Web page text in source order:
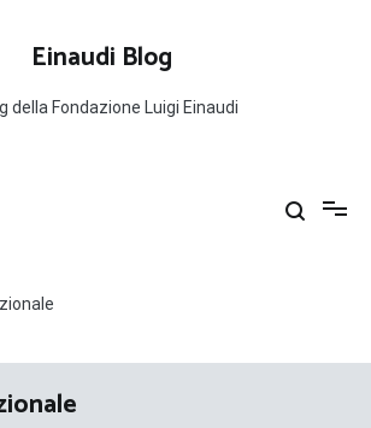
Einaudi Blog
della Fondazione Luigi Einaudi